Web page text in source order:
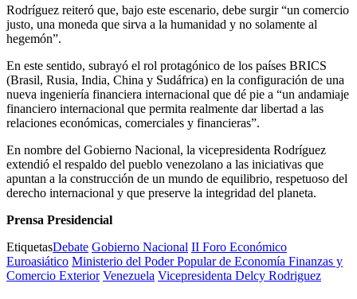
Rodríguez reiteró que, bajo este escenario, debe surgir “un comercio
justo, una moneda que sirva a la humanidad y no solamente al
hegemón”.
En este sentido, subrayó el rol protagónico de los países BRICS
(Brasil, Rusia, India, China y Sudáfrica) en la configuración de una
nueva ingeniería financiera internacional que dé pie a “un andamiaje
financiero internacional que permita realmente dar libertad a las
relaciones económicas, comerciales y financieras”.
En nombre del Gobierno Nacional, la vicepresidenta Rodríguez
extendió el respaldo del pueblo venezolano a las iniciativas que
apuntan a la construcción de un mundo de equilibrio, respetuoso del
derecho internacional y que preserve la integridad del planeta.
Prensa Presidencial
EtiquetasDebate Gobierno Nacional II Foro Económico
Euroasiático Ministerio del Poder Popular de Economía Finanzas y
Comercio Exterior Venezuela Vicepresidenta Delcy Rodriguez